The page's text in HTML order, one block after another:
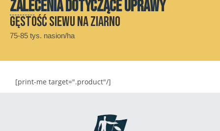
ZALECENIA DOTYCZĄCE UPRAWY
Gęstość siewu na ziarno
75-85 tys. nasion/ha
[print-me target=".product"/]